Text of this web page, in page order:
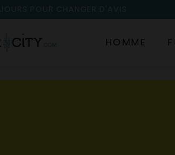
POUR CHANGER D'AVIS
HOMME